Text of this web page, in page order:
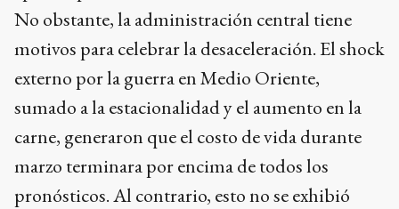
No obstante, la administración central tiene
motivos para celebrar la desaceleración. El shock
externo por la guerra en Medio Oriente,
sumado a la estacionalidad y el aumento en la
carne, generaron que el costo de vida durante
marzo terminara por encima de todos los
pronósticos. Al contrario, esto no se exhibió